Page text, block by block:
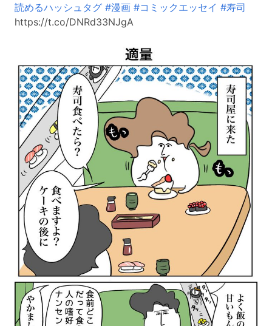
読めるハッシュタグ #漫画 #コミックエッセイ #寿司
https://t.co/DNRd33NJgA